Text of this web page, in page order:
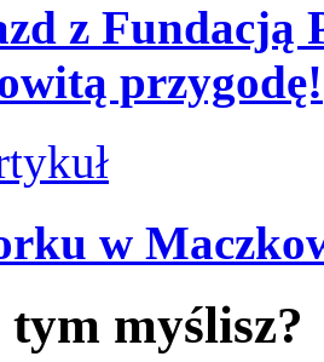
z Fundacją
przygodę!
w
myślisz?